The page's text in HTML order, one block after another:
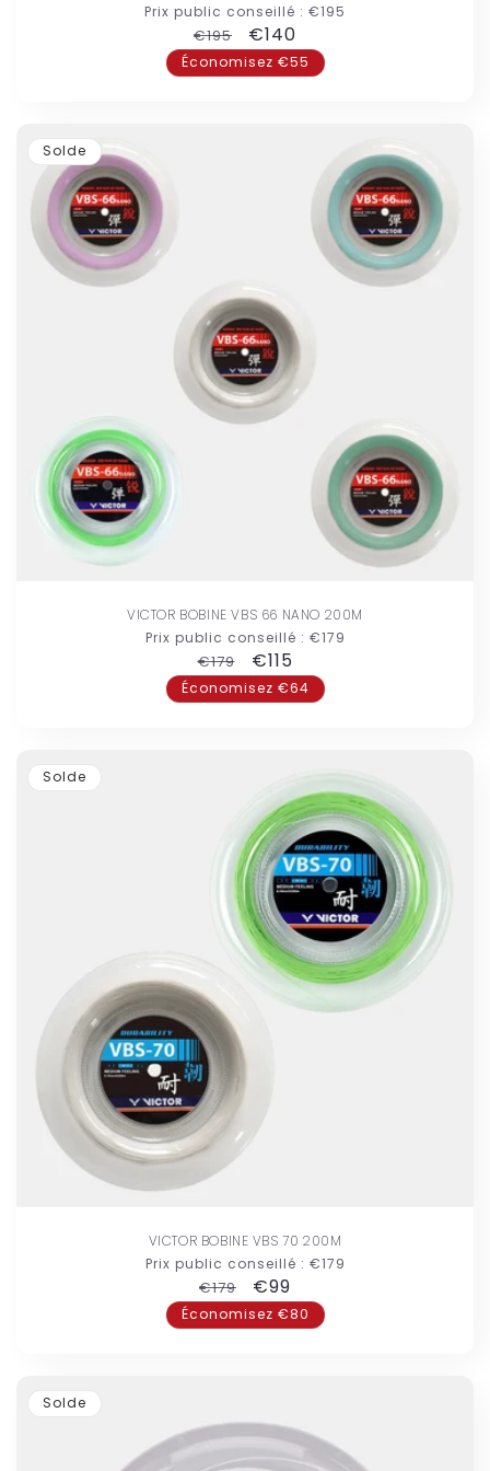
Prix public conseillé : €195
Prix
habituel
€195
Prix
promotionnel
€140
Économisez €55
Solde
VICTOR BOBINE VBS 66 NANO 200M
Prix public conseillé : €179
Prix
habituel
€179
Prix
promotionnel
€115
Économisez €64
Solde
VICTOR BOBINE VBS 70 200M
Prix public conseillé : €179
Prix
habituel
€179
Prix
promotionnel
€99
Économisez €80
Solde